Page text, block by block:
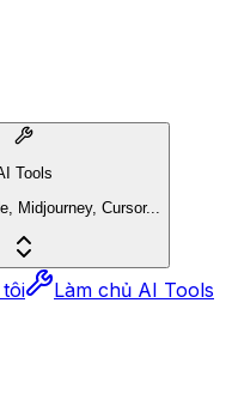
Tools
Midjourney, Cursor...
Làm chủ AI Tools